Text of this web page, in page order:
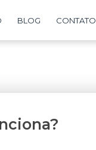
BLOG CONTATO